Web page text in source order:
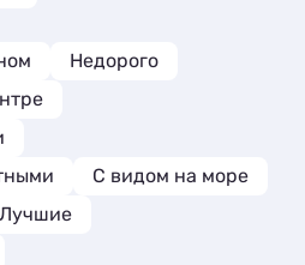
Недорого
С видом на море
Лучшие